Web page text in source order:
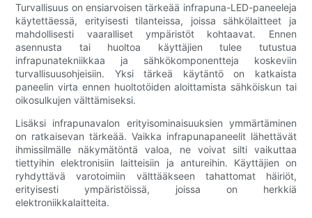
Turvallisuus on ensiarvoisen tärkeää infrapuna-LED-paneeleja
käytettäessä, erityisesti tilanteissa, joissa sähkölaitteet ja
mahdollisesti vaaralliset ympäristöt kohtaavat. Ennen
asennusta tai huoltoa käyttäjien tulee tutustua
infrapunatekniikkaa ja sähkökomponentteja koskeviin
turvallisuusohjeisiin. Yksi tärkeä käytäntö on katkaista
paneelin virta ennen huoltotöiden aloittamista sähköiskun tai
oikosulkujen välttämiseksi.
Lisäksi infrapunavalon erityisominaisuuksien ymmärtäminen
on ratkaisevan tärkeää. Vaikka infrapunapaneelit lähettävät
ihmissilmälle näkymätöntä valoa, ne voivat silti vaikuttaa
tiettyihin elektronisiin laitteisiin ja antureihin. Käyttäjien on
ryhdyttävä varotoimiin välttääkseen tahattomat häiriöt,
erityisesti ympäristöissä, joissa on herkkiä
elektroniikkalaitteita.